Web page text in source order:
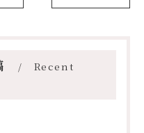
Recent